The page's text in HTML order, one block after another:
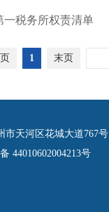
一税务所权责清单
1 末页
天河区花城大道767号
44010602004213号